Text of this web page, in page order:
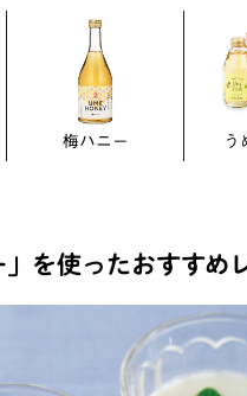
梅ハニー う
」を使ったおすすめ